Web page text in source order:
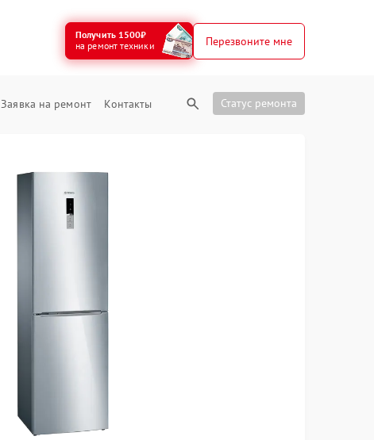
Получить 1500₽
на ремонт техники
Перезвоните мне
Заявка на ремонт Контакты Статус ремонта